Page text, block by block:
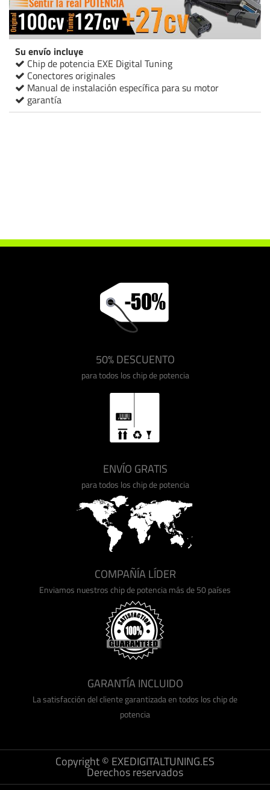
Su envío incluye
Chip de potencia EXE Digital Tuning
Conectores originales
Manual de instalación específica para su motor
garantía
50% DESCUENTO
para todos los chip de potencia
ENVÍO GRATIS
para todos los chip de potencia
COMPAÑÍA LÍDER
Enviamos nuestros chip de potencia más de 50 países
GARANTÍA INCLUIDO
La satisfacción del cliente garantizada en todos los chip de
potencia
Copyright © EXEDIGITALTUNING.ES
Derechos reservados